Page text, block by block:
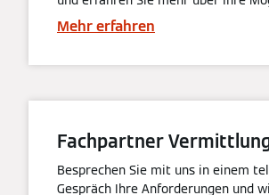
Mehr erfahren
Fachpartner
Besprechen Sie mit uns in einem
Gespräch Ihre Anforderungen und